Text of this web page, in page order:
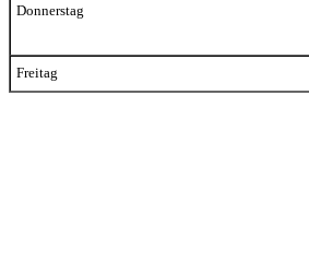
Donnerstag
Freitag